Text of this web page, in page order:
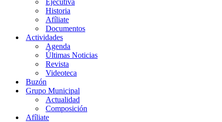
Ejecutiva
Historia
Afíliate
Documentos
Actividades
Agenda
Últimas Noticias
Revista
Videoteca
Buzón
Grupo Municipal
Actualidad
Composición
Afíliate